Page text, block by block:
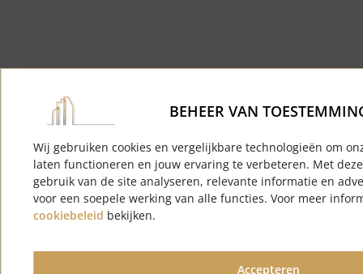
BEHEER VAN
Wij gebruiken cookies en vergelijkbare technologieën om
laten functioneren en jouw ervaring te verbeteren. Met
gebruik van de site analyseren, relevante informatie en
voor een soepele werking van alle functies. Voor meer
cookiebeleid bekijken.
Accepteren